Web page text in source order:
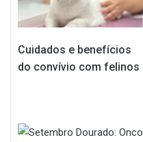
Cuidados e benefícios
do convívio com felinos